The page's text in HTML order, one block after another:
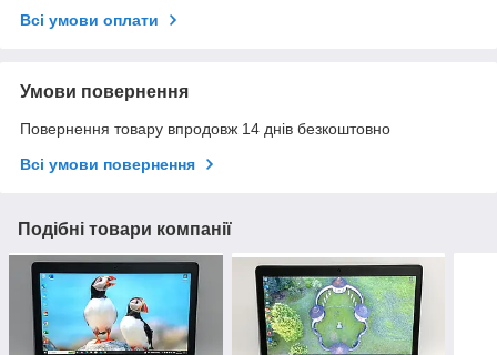
Всі умови оплати
Умови повернення
Повернення товару впродовж 14 днів безкоштовно
Всі умови повернення
Подібні товари компанії